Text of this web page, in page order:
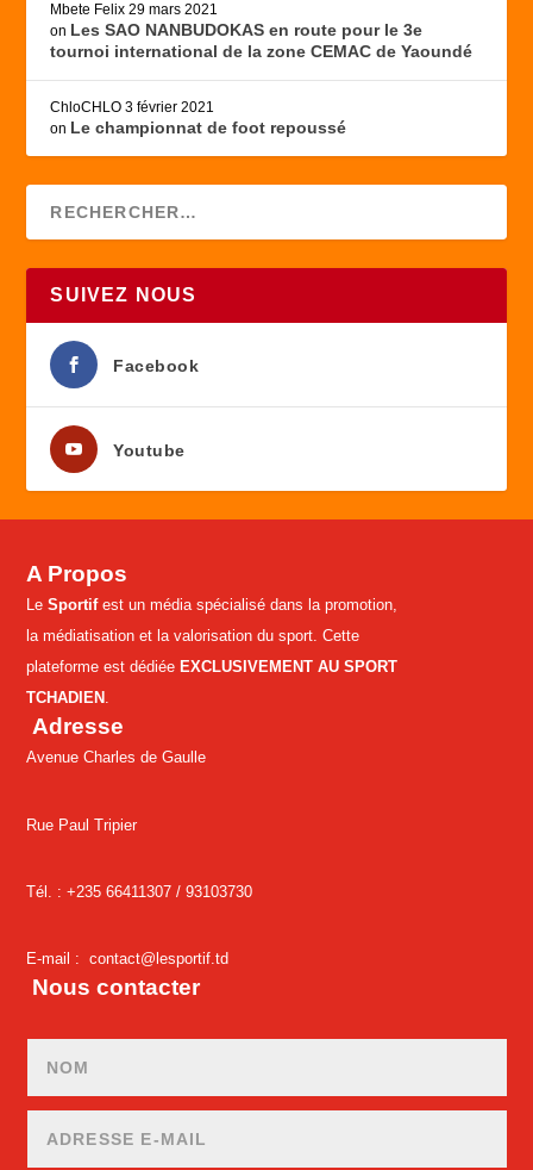
Mbete Felix 29 mars 2021
on Les SAO NANBUDOKAS en route pour le 3e
tournoi international de la zone CEMAC de Yaoundé
ChloCHLO 3 février 2021
on Le championnat de foot repoussé
SUIVEZ NOUS
Facebook
Youtube
A Propos
LeSportifest un média spécialisé dans la promotion,
la médiatisation et la valorisation du sport. Cette
plateforme est dédiée EXCLUSIVEMENT AU SPORT
TCHADIEN .
Adresse
Avenue Charles de Gaulle
Rue Paul Tripier
Tél. : +235 66411307 /93103730
E-mail :contact@lesportif.td
Nous contacter